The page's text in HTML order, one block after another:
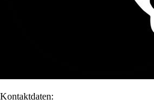
Kontaktdaten: